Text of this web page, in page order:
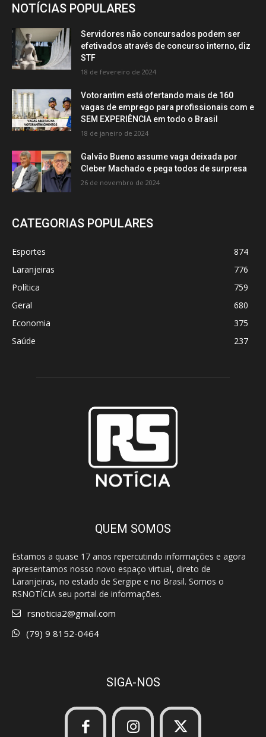
NOTÍCIAS POPULARES
Servidores não concursados podem ser
efetivados através de concurso interno, diz
STF
18 de fevereiro de 2024
Votorantim está ofertando mais de 160
vagas de emprego para profissionais com e
SEM EXPERIÊNCIA em todo o Brasil
18 de janeiro de 2024
Galvão Bueno assume vaga deixada por
Cleber Machado e pega todos de surpresa
26 de novembro de 2024
CATEGORIAS POPULARES
Esportes
874
Laranjeiras
776
Política
759
Geral
680
Economia
375
Saúde
237
QUEM SOMOS
Estamos a quase 17 anos repercutindo informações e agora
apresentamos nosso novo espaço virtual, direto de
Laranjeiras, no estado de Sergipe e no Brasil. Somos o
RSNOTÍCIA seu portal de informações.
rsnoticia2@gmail.com
(79) 9 8152-0464
SIGA-NOS